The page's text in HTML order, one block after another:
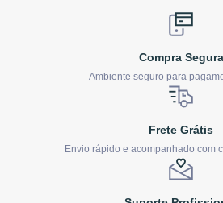
Compra Segura
Ambiente seguro para
Frete Grátis
Envio rápido e acompanhado com